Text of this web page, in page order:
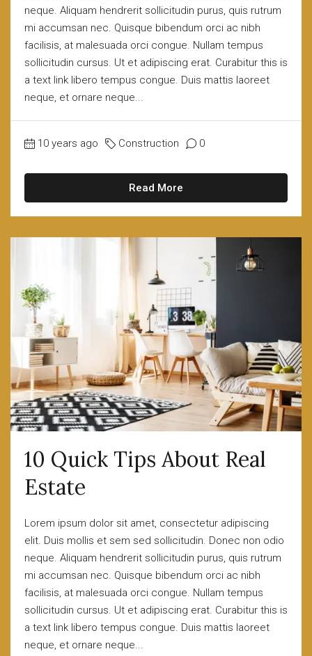
neque. Aliquam hendrerit sollicitudin purus, quis rutrum
mi accumsan nec. Quisque bibendum orci ac nibh
facilisis, at malesuada orci congue. Nullam tempus
sollicitudin cursus. Ut et adipiscing erat. Curabitur this is
a text link libero tempus congue. Duis mattis laoreet
neque, et ornare neque...
10 years ago Construction 0
Read More
10 Quick Tips About Real
Estate
Lorem ipsum dolor sit amet, consectetur adipiscing
elit. Duis mollis et sem sed sollicitudin. Donec non odio
neque. Aliquam hendrerit sollicitudin purus, quis rutrum
mi accumsan nec. Quisque bibendum orci ac nibh
facilisis, at malesuada orci congue. Nullam tempus
sollicitudin cursus. Ut et adipiscing erat. Curabitur this is
a text link libero tempus congue. Duis mattis laoreet
neque, et ornare neque...